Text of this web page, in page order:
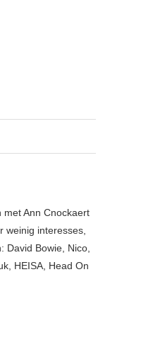
Ann Cnockaert
weinig interesses,
David Bowie, Nico,
HEISA, Head On